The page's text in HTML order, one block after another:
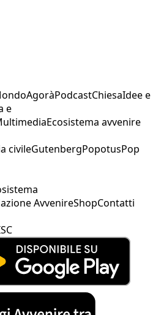
AgoràPodcastChiesaIdee e
e
Ecosistema avvenire
civileGutenbergPopotusPop
AvvenireShopContatti